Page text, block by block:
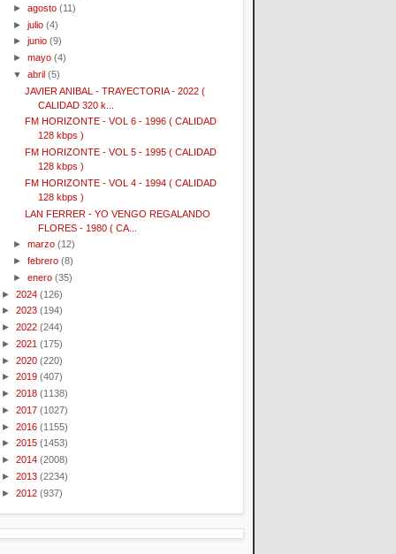
►agosto (11)
►julio (4)
►junio (9)
►mayo (4)
▼abril (5)
JAVIER ANIBAL - TRAYECTORIA - 2022 (
CALIDAD 320 k...
FM HORIZONTE - VOL 6 - 1996 ( CALIDAD
128 kbps )
FM HORIZONTE - VOL 5 - 1995 ( CALIDAD
128 kbps )
FM HORIZONTE - VOL 4 - 1994 ( CALIDAD
128 kbps )
LAN FERRER - YO VENGO REGALANDO
FLORES - 1980 ( CA...
►marzo (12)
►febrero (8)
►enero (35)
► 2024 (126)
► 2023 (194)
► 2022 (244)
► 2021 (175)
► 2020 (220)
► 2019 (407)
► 2018 (1138)
► 2017 (1027)
► 2016 (1155)
► 2015 (1453)
► 2014 (2008)
► 2013 (2234)
► 2012 (937)